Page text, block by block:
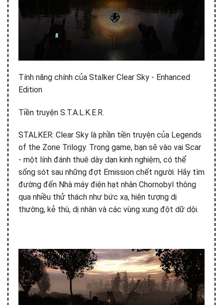
Tính năng chính của Stalker Clear Sky - Enhanced
Edition
Tiền truyện S.T.A.L.K.E.R.
STALKER: Clear Sky là phần tiền truyện của Legends
of the Zone Trilogy. Trong game, bạn sẽ vào vai Scar
- một lính đánh thuê dày dạn kinh nghiệm, có thể
sống sót sau những đợt Emission chết người. Hãy tìm
đường đến Nhà máy điện hạt nhân Chornobyl thông
qua nhiều thử thách như bức xạ, hiện tượng dị
thường, kẻ thù, dị nhân và các vùng xung đột dữ dội.